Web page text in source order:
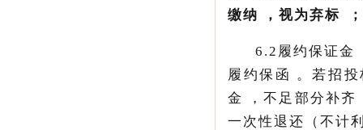
缴纳，视为弃标；
6.2履约保证金
履约保函 。若
金，不足部分补
一次性退还（不计利